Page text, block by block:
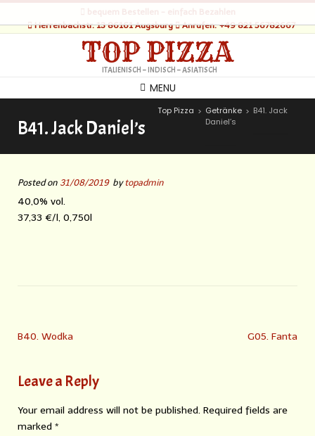
Herrenbachstr. 13 86161 Augsburg
Anrufen: +49 821 56782667
TOP PIZZA
ITALIENISCH – INDISCH – ASIATISCH
MENU
B41. Jack Daniel’s
Top Pizza > Getränke > B41. Jack
Daniel’s
Posted on 31/08/2019 by topadmin
40,0% vol.
37,33 €/l, 0,750l
B40. Wodka G05. Fanta
Leave a Reply
Your email address will not be published. Required fields are
marked *